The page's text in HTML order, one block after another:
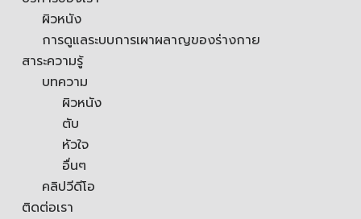
ผิวหนัง
การดูแลระบบการเผาผลาญของร่างกาย
สาระความรู้
บทความ
ผิวหนัง
ตับ
หัวใจ
อื่นๆ
คลิปวีดีโอ
ติดต่อเรา